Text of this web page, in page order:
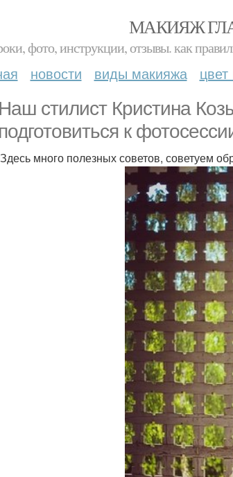
МАКИЯЖ
фото, инструкции, отзывы. как
новости виды макияжа цвет
Наш стилист Кристина
подготовиться к
Здесь много полезных советов, советуем